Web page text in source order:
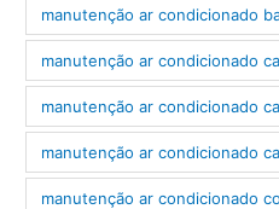
manutenção ar condicionado
manutenção ar condicionado
manutenção ar condicionado
manutenção ar condicionado
manutenção ar condicionado